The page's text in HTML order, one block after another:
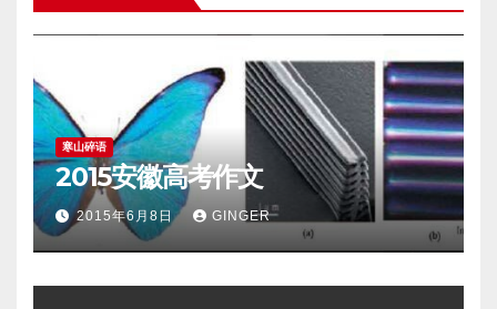
寒山碎语
2015安徽高考作文
2015年6月8日 GINGER